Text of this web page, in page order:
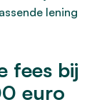
lening
fees bij
euro